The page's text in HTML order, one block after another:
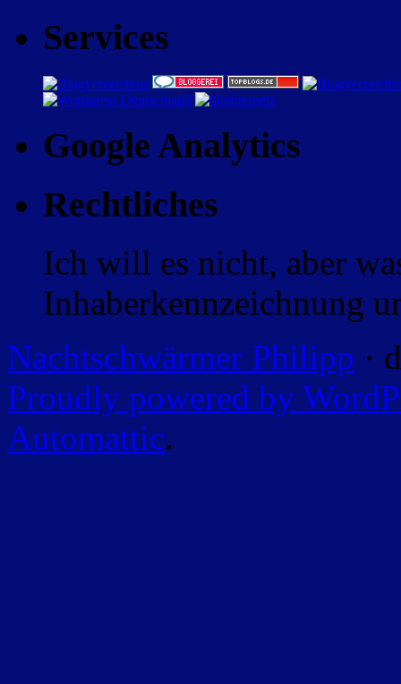
Services
Google Analytics
Rechtliches
Ich will es nicht, aber
Inhaberkennzeichnung
Nachtschwärmer Philipp ·
Proudly powered by
Automattic.